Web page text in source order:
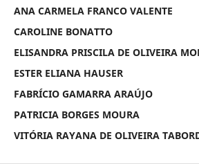
ANA CARMELA FRANCO VALENTE
CAROLINE BONATTO
ELISANDRA PRISCILA DE OLIVEIRA
ESTER ELIANA HAUSER
FABRÍCIO GAMARRA ARAÚJO
PATRICIA BORGES MOURA
VITÓRIA RAYANA DE OLIVEIRA